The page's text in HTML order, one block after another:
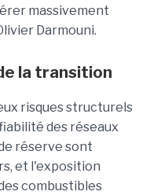
massivement
Darmouni.
la transition
risques structurels
des réseaux
réserve sont
et l'exposition
combustibles